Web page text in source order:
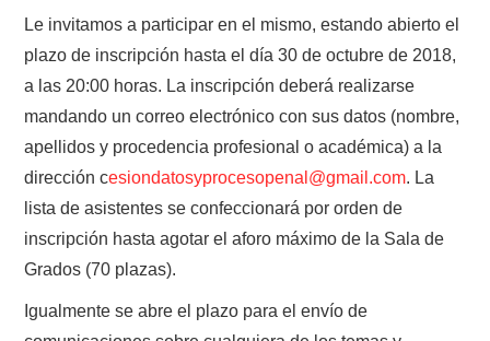
Le invitamos a participar en el mismo, estando abierto el
plazo de inscripción hasta el día 30 de octubre de 2018,
a las 20:00 horas. La inscripción deberá realizarse
mandando un correo electrónico con sus datos (nombre,
apellidos y procedencia profesional o académica) a la
dirección cesiondatosyprocesopenal@gmail.com. La
lista de asistentes se confeccionará por orden de
inscripción hasta agotar el aforo máximo de la Sala de
Grados (70 plazas).
Igualmente se abre el plazo para el envío de